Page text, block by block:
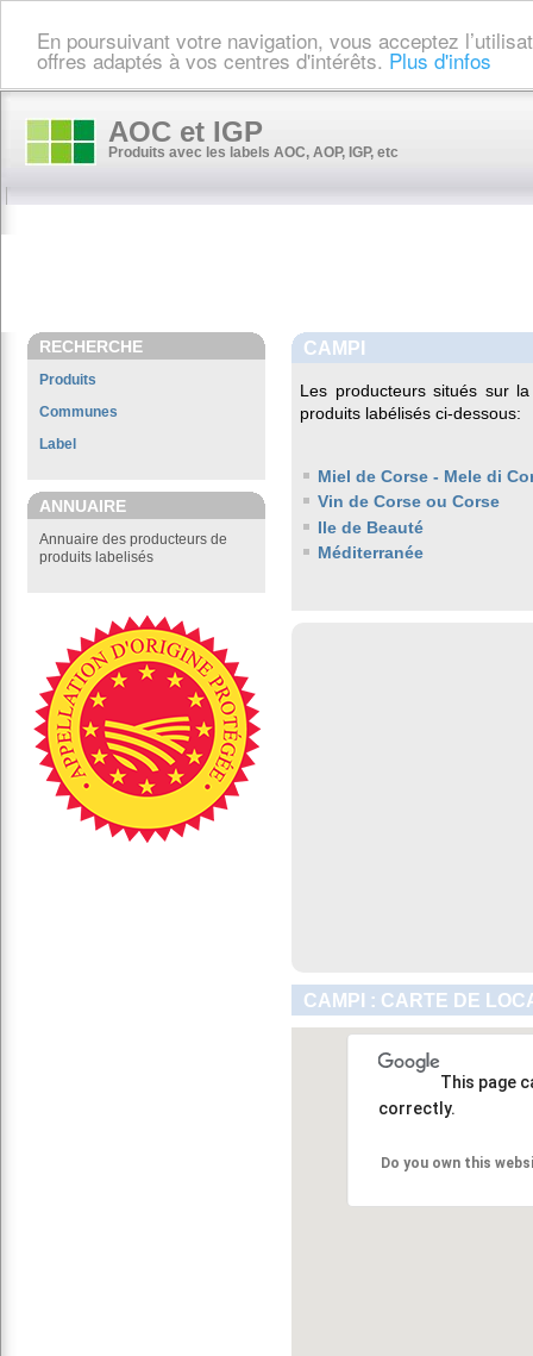
En poursuivant votre navigation, vous acceptez
offres adaptés à vos centres d'intérêts. Plus d'infos
AOC et IGP
Produits avec les labels AOC, AOP, IGP, etc
RECHERCHE
Produits
Communes
Label
ANNUAIRE
Annuaire des producteurs de
produits labelisés
CAMPI
Les producteurs situés sur
produits labélisés ci-dessous:
Miel de Corse - Mele di
Vin de Corse ou Corse
Ile de Beauté
Méditerranée
CAMPI : CARTE DE
This page
correctly.
Do you own this